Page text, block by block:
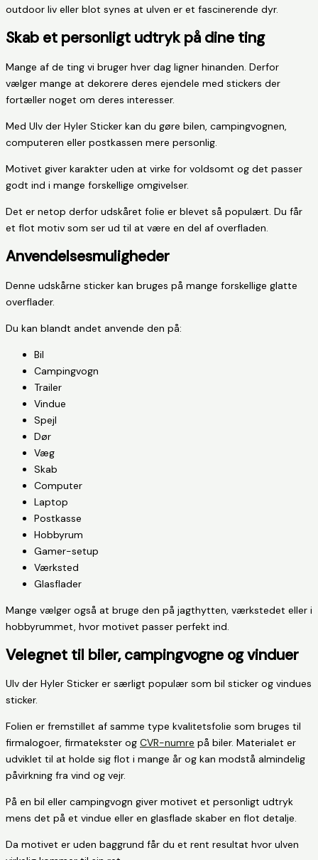
outdoor liv eller blot synes at ulven er et fascinerende dyr.
Skab et personligt udtryk på dine ting
Mange af de ting vi bruger hver dag ligner hinanden. Derfor
vælger mange at dekorere deres ejendele med stickers der
fortæller noget om deres interesser.
Med Ulv der Hyler Sticker kan du gøre bilen, campingvognen,
computeren eller postkassen mere personlig.
Motivet giver karakter uden at virke for voldsomt og det passer
godt ind i mange forskellige omgivelser.
Det er netop derfor udskåret folie er blevet så populært. Du får
et flot motiv som ser ud til at være en del af overfladen.
Anvendelsesmuligheder
Denne udskårne sticker kan bruges på mange forskellige glatte
overflader.
Du kan blandt andet anvende den på:
Bil
Campingvogn
Trailer
Vindue
Spejl
Dør
Væg
Skab
Computer
Laptop
Postkasse
Hobbyrum
Gamer-setup
Værksted
Glasflader
Mange vælger også at bruge den på jagthytten, værkstedet eller i
hobbyrummet, hvor motivet passer perfekt ind.
Velegnet til biler, campingvogne og vinduer
Ulv der Hyler Sticker er særligt populær som bil sticker og vindues
sticker.
Folien er fremstillet af samme type kvalitetsfolie som bruges til
firmalogoer, firmatekster og CVR-numre på biler. Materialet er
udviklet til at holde sig flot i mange år og kan modstå almindelig
påvirkning fra vind og vejr.
På en bil eller campingvogn giver motivet et personligt udtryk
mens det på et vindue eller en glasflade skaber en flot detalje.
Da motivet er uden baggrund får du et rent resultat hvor ulven